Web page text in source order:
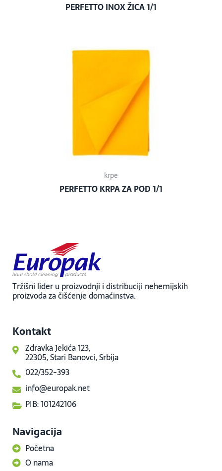
PERFETTO INOX ŽICA 1/1
krpe
PERFETTO KRPA ZA POD 1/1
Tržišni lider u proizvodnji i distribuciji nehemijskih
proizvoda za čišćenje domaćinstva.
Kontakt
Zdravka Jekića 123,
22305, Stari Banovci, Srbija
022/352-393
info@europak.net
PIB: 101242106
Navigacija
Početna
O nama